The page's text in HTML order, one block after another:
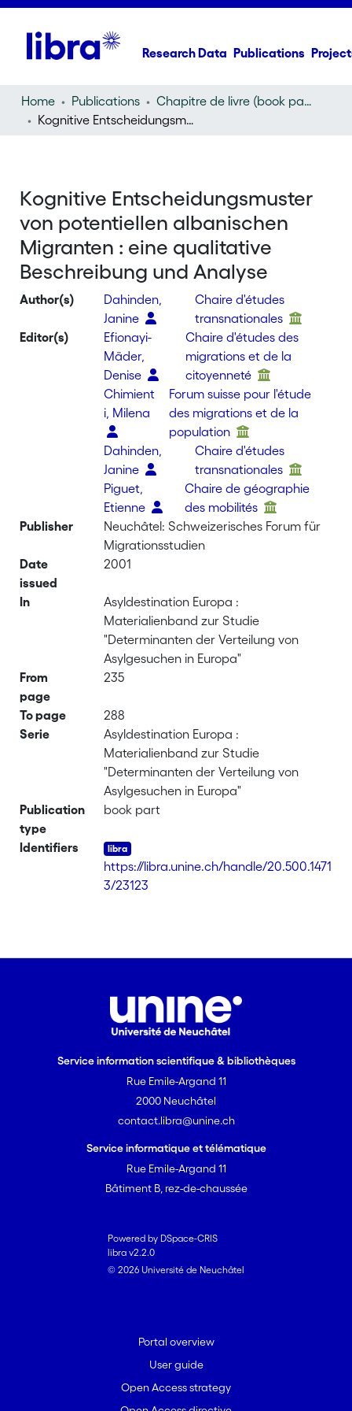
Research Data Publications
Home Publications
Chapitre de livre (book part)
Kognitive Entscheidungsmuster von potentiellen albanischen Migranten : eine qualitative Beschreibung und Analyse
Kognitive Entscheidungsmuster
von potentiellen albanischen
Migranten : eine qualitative
Beschreibung und Analyse
Author(s)
Dahinden,
Janine
Chaire d'études
transnationales
Editor(s)
Efionayi-
Mäder,
Denise
Chaire d'études des
migrations et de la
citoyenneté
Chimient
i, Milena
Forum suisse pour l'étude
des migrations et de la
population
Dahinden,
Janine
Chaire d'études
transnationales
Piguet,
Etienne
Chaire de géographie
des mobilités
Publisher
Neuchâtel: Schweizerisches Forum für
Migrationsstudien
Date
issued
2001
In
Asyldestination Europa :
Materialienband zur Studie
"Determinanten der Verteilung von
Asylgesuchen in Europa"
From
page
235
To page
288
Serie
Asyldestination Europa :
Materialienband zur Studie
"Determinanten der Verteilung von
Asylgesuchen in Europa"
Publication
type
book part
Identifiers
https://libra.unine.ch/handle/20.500.1471
3/23123
Service information scientifique & bibliothèques
Rue Emile-Argand 11
2000 Neuchâtel
contact.libra@unine.ch
Service informatique et télématique
Rue Emile-Argand 11
Bâtiment B, rez-de-chaussée
Powered by DSpace-CRIS
libra v2.2.0
© 2026 Université de Neuchâtel
Portal overview
User guide
Open Access strategy